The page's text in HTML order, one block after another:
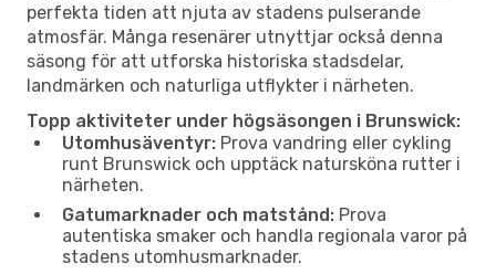
perfekta tiden att njuta av stadens pulserande
atmosfär. Många resenärer utnyttjar också denna
säsong för att utforska historiska stadsdelar,
landmärken och naturliga utflykter i närheten.
Topp aktiviteter under högsäsongen i Brunswick:
Utomhusäventyr: Prova vandring eller cykling
runt Brunswick och upptäck natursköna rutter i
närheten.
Gatumarknader och matstånd: Prova
autentiska smaker och handla regionala varor på
stadens utomhusmarknader.